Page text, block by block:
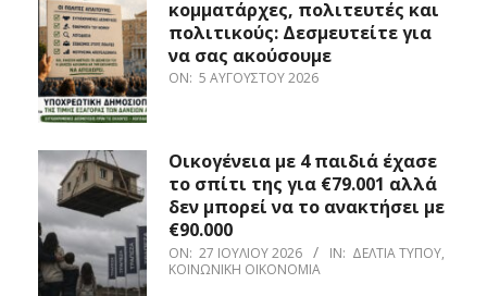
κομματάρχες, πολιτευτές και
πολιτικούς: Δεσμευτείτε για
να σας ακούσουμε
ON: 5 ΑΥΓΟΎΣΤΟΥ 2026
Οικογένεια με 4 παιδιά έχασε
το σπίτι της για €79.001 αλλά
δεν μπορεί να το ανακτήσει με
€90.000
ON: 27 ΙΟΥΛΊΟΥ 2026 IN: ΔΕΛΤΊΑ ΤΎΠΟΥ,
ΚΟΙΝΩΝΙΚΉ ΟΙΚΟΝΟΜΊΑ